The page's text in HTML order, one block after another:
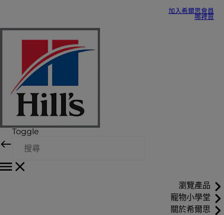
加入希爾思會員
哪裡買
Toggle
瀏覽產品
寵物小學堂
關於希爾思